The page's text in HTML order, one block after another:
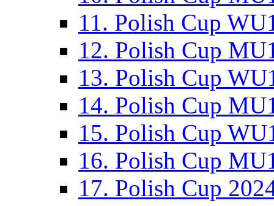
11. Polish Cup
12. Polish Cup
13. Polish Cup
14. Polish Cup
15. Polish Cup
16. Polish Cup
17. Polish Cup